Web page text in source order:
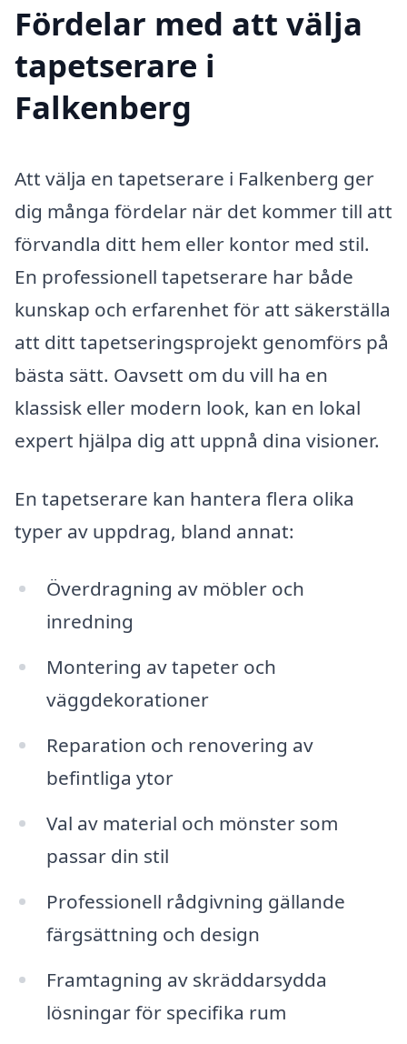
Fördelar med att välja
tapetserare i
Falkenberg
Att välja en tapetserare i Falkenberg ger
dig många fördelar när det kommer till att
förvandla ditt hem eller kontor med stil.
En professionell tapetserare har både
kunskap och erfarenhet för att säkerställa
att ditt tapetseringsprojekt genomförs på
bästa sätt. Oavsett om du vill ha en
klassisk eller modern look, kan en lokal
expert hjälpa dig att uppnå dina visioner.
En tapetserare kan hantera flera olika
typer av uppdrag, bland annat:
Överdragning av möbler och
inredning
Montering av tapeter och
väggdekorationer
Reparation och renovering av
befintliga ytor
Val av material och mönster som
passar din stil
Professionell rådgivning gällande
färgsättning och design
Framtagning av skräddarsydda
lösningar för specifika rum